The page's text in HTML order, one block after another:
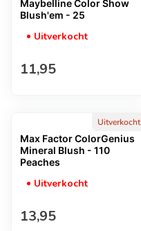
Maybelline Color Show
Blush'em - 25
Uitverkocht
Normale prijs
11,95
Uitverkocht
Max Factor ColorGenius
Mineral Blush - 110
Peaches
Uitverkocht
Normale prijs
13,95